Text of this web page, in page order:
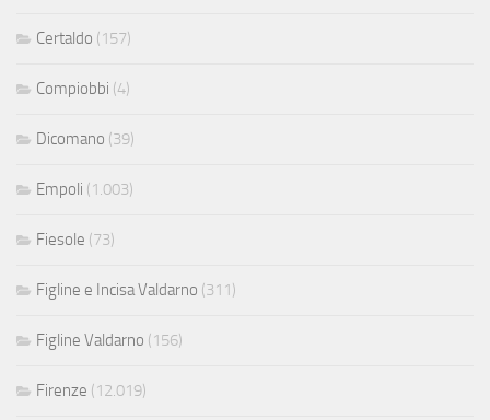
Certaldo (157)
Compiobbi (4)
Dicomano (39)
Empoli (1.003)
Fiesole (73)
Figline e Incisa Valdarno (311)
Figline Valdarno (156)
Firenze (12.019)